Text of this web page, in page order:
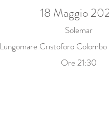
18 Maggio
Solemar
Cristoforo
Ore 21:30